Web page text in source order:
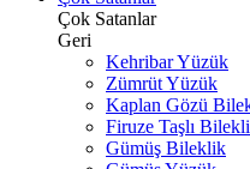
Çok Satanlar
Geri
Kehribar Yüzük
Zümrüt Yüzük
Kaplan Gözü
Firuze Taşlı
Gümüş Bileklik